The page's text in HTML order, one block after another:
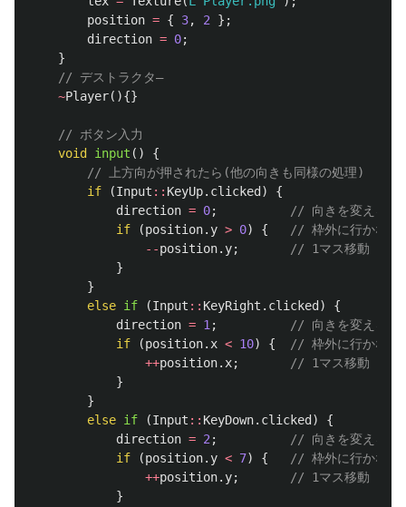
position = { 3, 2
};
direction = 0;
}
// デストラクタ―
~Player(){}
// ボタン入力
void
input ()
{
// 上方向が押されたら(他の向きも同様の処理)
if
(Input :: KeyUp. clicked )
{
direction = 0;
// 向きを変える
if
(position. y > 0) {
// 枠外に行かない
--position. y;
// 1マス移動
}
}
else if (Input :: KeyRight . clicked )
{
direction = 1 ;
// 向きを変える
if
(position. x < 10) {
// 枠外に行かない
++position. x;
// 1マス移動
}
}
else if (Input :: KeyDown. clicked )
{
direction = 2 ;
// 向きを変える
if
(position. y < 7) {
// 枠外に行かない
++position. y;
// 1マス移動
}